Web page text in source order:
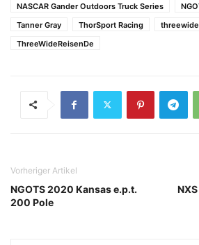
NASCAR Gander Outdoors Truck Series
Tanner Gray
ThorSport Racing threewide
ThreeWideReisenDe
Vorheriger Artikel
NGOTS 2020 Kansas e.p.t.
200 Pole